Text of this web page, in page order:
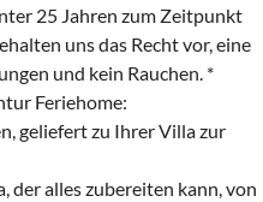
25 Jahren zum Zeitpunkt
uns das Recht vor, eine
und kein Rauchen. *
Feriehome:
geliefert zu Ihrer Villa zur
der alles zubereiten kann, von